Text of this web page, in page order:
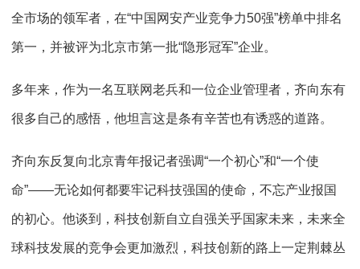
全市场的领军者，在“中国网安产业竞争力50强”榜单中排名
第一，并被评为北京市第一批“隐形冠军”企业。
多年来，作为一名互联网老兵和一位企业管理者，齐向东有
很多自己的感悟，他坦言这是条有辛苦也有诱惑的道路。
齐向东反复向北京青年报记者强调“一个初心”和“一个使
命”——无论如何都要牢记科技强国的使命，不忘产业报国
的初心。他谈到，科技创新自立自强关乎国家未来，未来全
球科技发展的竞争会更加激烈，科技创新的路上一定荆棘丛